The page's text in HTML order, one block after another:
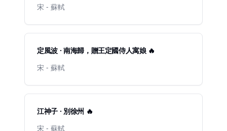
宋 - 蘇軾
定風波 · 南海歸，贈王定國侍人寓娘 🔥
宋 - 蘇軾
江神子 · 別徐州 🔥
宋 - 蘇軾